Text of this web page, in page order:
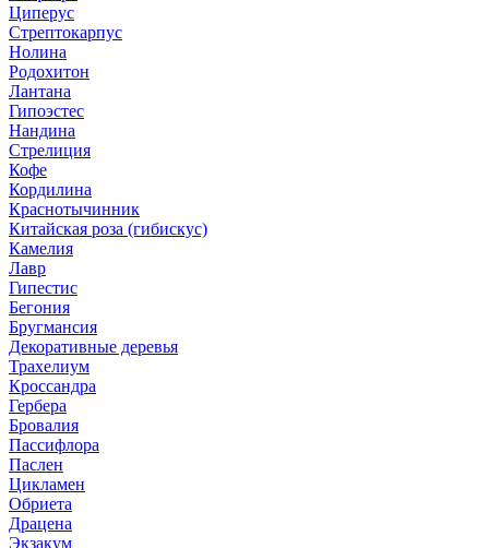
Циперус
Стрептокарпус
Нолина
Родохитон
Лантана
Гипоэстес
Нандина
Стрелиция
Кофе
Кордилина
Краснотычинник
Китайская роза (гибискус)
Камелия
Лавр
Гипестис
Бегония
Бругмансия
Декоративные деревья
Трахелиум
Кроссандра
Гербера
Бровалия
Пассифлора
Паслен
Цикламен
Обриета
Драцена
Экзакум